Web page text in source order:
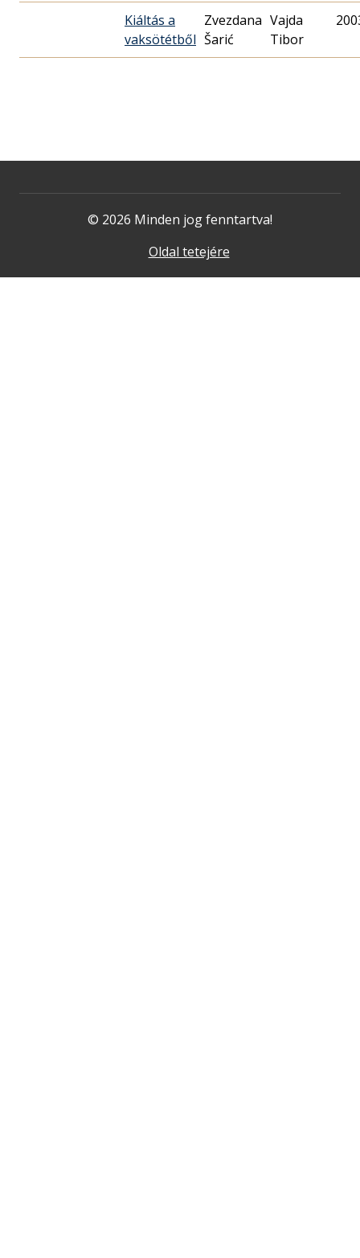
Kiáltás a
vaksötétből
Zvezdana
Šarić
Vajda
Tibor
© 2026 Minden jog fenntartva!
Oldal tetejére